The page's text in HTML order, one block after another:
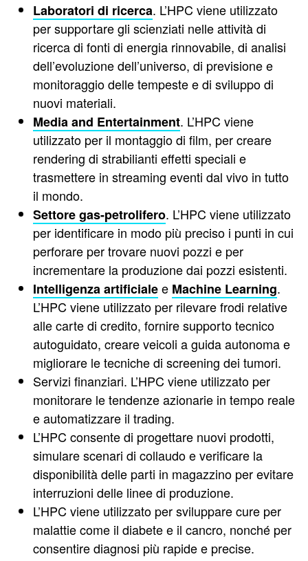
Laboratori di ricerca. L’HPC viene utilizzato
per supportare gli scienziati nelle attività di
ricerca di fonti di energia rinnovabile, di analisi
dell’evoluzione dell’universo, di previsione e
monitoraggio delle tempeste e di sviluppo di
nuovi materiali.
Media and Entertainment. L’HPC viene
utilizzato per il montaggio di film, per creare
rendering di strabilianti effetti speciali e
trasmettere in streaming eventi dal vivo in tutto
il mondo.
Settore gas-petrolifero. L’HPC viene utilizzato
per identificare in modo più preciso i punti in cui
perforare per trovare nuovi pozzi e per
incrementare la produzione dai pozzi esistenti.
Intelligenza artificialee Machine Learning.
L’HPC viene utilizzato per rilevare frodi relative
alle carte di credito, fornire supporto tecnico
autoguidato, creare veicoli a guida autonoma e
migliorare le tecniche di screening dei tumori.
Servizi finanziari. L’HPC viene utilizzato per
monitorare le tendenze azionarie in tempo reale
e automatizzare il trading.
L’HPC consente di progettare nuovi prodotti,
simulare scenari di collaudo e verificare la
disponibilità delle parti in magazzino per evitare
interruzioni delle linee di produzione.
L’HPC viene utilizzato per sviluppare cure per
malattie come il diabete e il cancro, nonché per
consentire diagnosi più rapide e precise.